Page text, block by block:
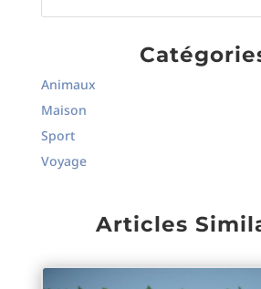
Animaux
Maison
Sport
Voyage
Articles